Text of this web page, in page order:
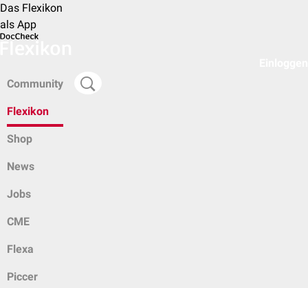
Das Flexikon
als App
Community
Flexikon
Shop
News
Jobs
CME
Flexa
Piccer